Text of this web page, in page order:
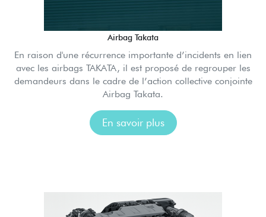
Airbag Takata
En raison d'une récurrence importante d’incidents en lien
avec les airbags TAKATA, il est proposé de regrouper les
demandeurs dans le cadre de l’action collective conjointe
Airbag Takata.
En savoir plus